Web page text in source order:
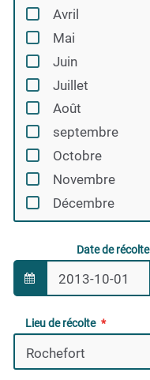
Avril
Mai
Juin
Juillet
Août
septembre
Octobre
Novembre
Décembre
Date de récolte
Lieu de récolte